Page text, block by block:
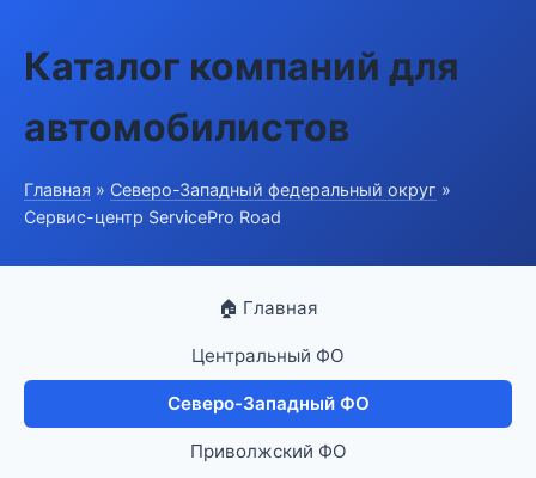
Каталог компаний для
автомобилистов
Главная » Северо-Западный федеральный округ »
Сервис-центр ServicePro Road
🏠 Главная
Центральный ФО
Северо-Западный ФО
Приволжский ФО